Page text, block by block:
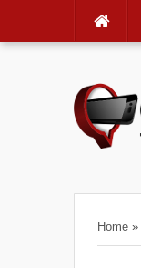
Home »